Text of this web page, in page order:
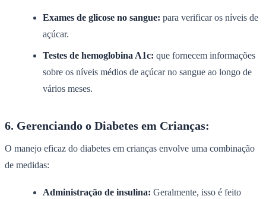
Exames de glicose no sangue: para verificar os níveis de
açúcar.
Testes de hemoglobina A1c: que fornecem informações
sobre os níveis médios de açúcar no sangue ao longo de
vários meses.
6. Gerenciando o Diabetes em Crianças:
O manejo eficaz do diabetes em crianças envolve uma combinação
de medidas:
Administração de insulina: Geralmente, isso é feito